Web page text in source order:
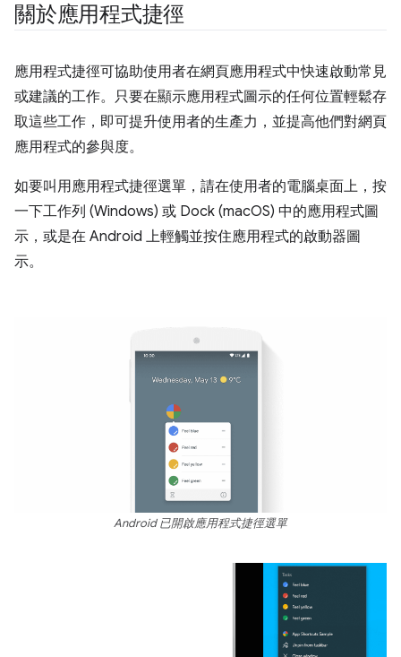
關於應用程式捷徑
應用程式捷徑可協助使用者在網頁應用程式中快速啟動常見
或建議的工作。只要在顯示應用程式圖示的任何位置輕鬆存
取這些工作，即可提升使用者的生產力，並提高他們對網頁
應用程式的參與度。
如要叫用應用程式捷徑選單，請在使用者的電腦桌面上，按
一下工作列 (Windows) 或 Dock (macOS) 中的應用程式圖
示，或是在 Android 上輕觸並按住應用程式的啟動器圖
示。
Android 已開啟應用程式捷徑選單